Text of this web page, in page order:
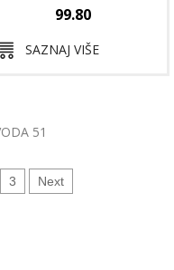
99.80
SAZNAJ VIŠE
51
3 Next